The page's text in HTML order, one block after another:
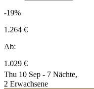
-19%
1.264 €
Ab:
1.029 €
Thu 10 Sep - 7 Nächte,
2 Erwachsene